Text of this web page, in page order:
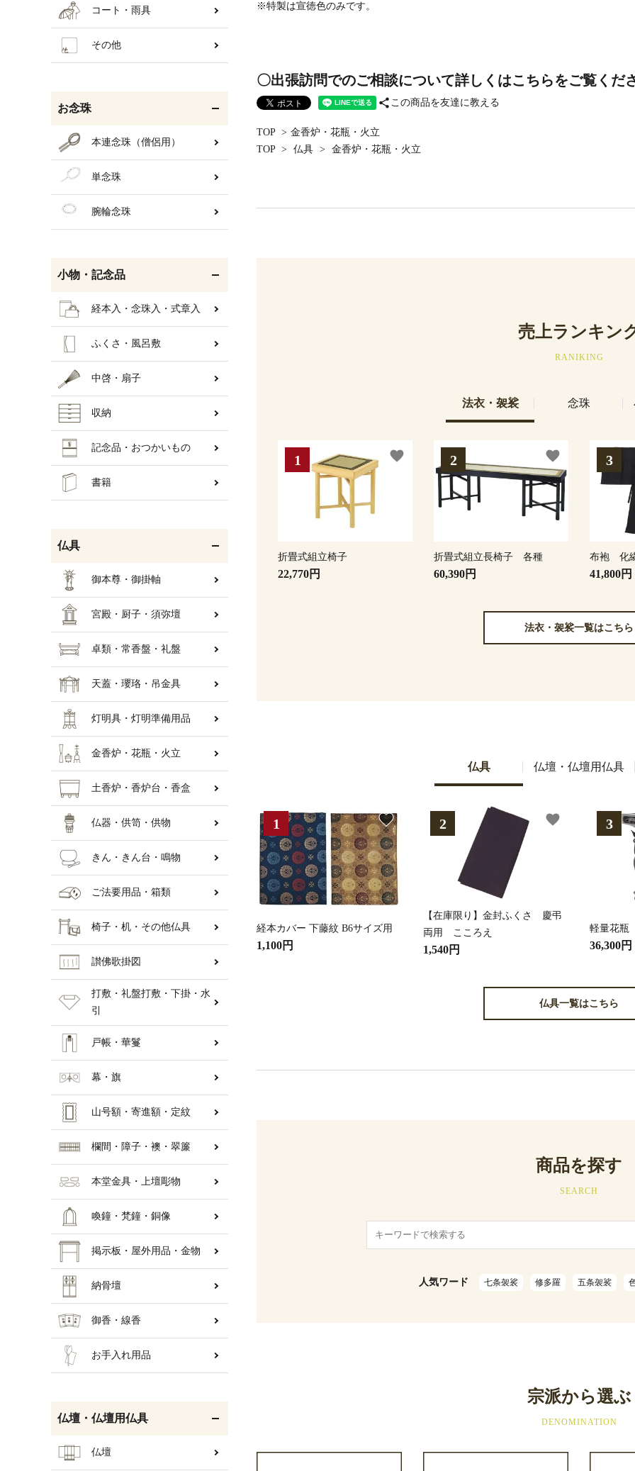
※特製は宣徳色のみです。
〇出張訪問でのご相談について詳しくはこちらをご覧くだ
share この商品を友達に教える
TOP > 金香炉・花瓶・火立
TOP > 仏具 > 金香炉・花瓶・火立
売上ランキン
RANIKING
法衣・袈裟 念珠
折畳式組立椅子
22,770円
favorite
折畳式組立長椅子 各種
60,390円
favorite
布袍 化
41,800円
法衣・袈裟一覧はこちら
仏具 仏壇・仏壇用仏具
経本カバー 下藤紋 B6サイズ用
1,100円
favorite
【在庫限り】金封ふくさ 慶弔
両用 こころえ
1,540円
favorite
軽量花
36,300円
仏具一覧はこちら
商品を探す
SEARCH
人気ワード 七条袈裟 修多羅 五条袈裟
宗派から選ぶ
DENOMINATION
コート・雨具
その他
お念珠
本連念珠（僧侶用）
単念珠
腕輪念珠
小物・記念品
経本入・念珠入・式章入
ふくさ・風呂敷
中啓・扇子
収納
記念品・おつかいもの
書籍
仏具
御本尊・御掛軸
宮殿・厨子・須弥壇
卓類・常香盤・礼盤
天蓋・瓔珞・吊金具
灯明具・灯明準備用品
金香炉・花瓶・火立
土香炉・香炉台・香盒
仏器・供笥・供物
きん・きん台・鳴物
ご法要用品・箱類
椅子・机・その他仏具
讃佛歌掛図
打敷・礼盤打敷・下掛・水
引
戸帳・華鬘
幕・旗
山号額・寄進額・定紋
欄間・障子・襖・翠簾
本堂金具・上壇彫物
喚鐘・梵鐘・銅像
掲示板・屋外用品・金物
納骨壇
御香・線香
お手入れ用品
仏壇・仏壇用仏具
仏壇